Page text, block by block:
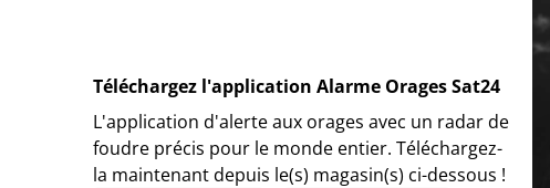
Téléchargez l'application Alarme Orages Sat24
L'application d'alerte aux orages avec un radar de
foudre précis pour le monde entier. Téléchargez-
la maintenant depuis le(s) magasin(s) ci-dessous !